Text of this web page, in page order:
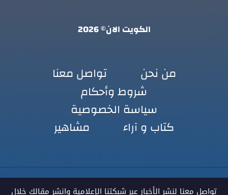
الكويت الان© 2026
من نحن
تواصل معنا
شروط وأحكام
سياسة الخصوصية
كتاب و آراء
مشاهير
تواصل معنا لنشر الأخبار عبر شبكتنا الإعلامية وانشر مقالك خلال